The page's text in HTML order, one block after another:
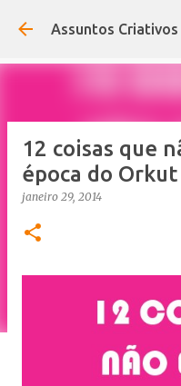
Pular para
Assuntos Criativos
12 coisas que
época do Orkut
janeiro 29, 2014